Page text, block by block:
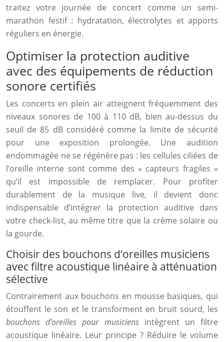
traitez votre journée de concert comme un semi-
marathon festif : hydratation, électrolytes et apports
réguliers en énergie.
Optimiser la protection auditive
avec des équipements de réduction
sonore certifiés
Les concerts en plein air atteignent fréquemment des
niveaux sonores de 100 à 110 dB, bien au-dessus du
seuil de 85 dB considéré comme la limite de sécurité
pour une exposition prolongée. Une audition
endommagée ne se régénère pas : les cellules ciliées de
l’oreille interne sont comme des « capteurs fragiles »
qu’il est impossible de remplacer. Pour profiter
durablement de la musique live, il devient donc
indispensable d’intégrer la protection auditive dans
votre check-list, au même titre que la crème solaire ou
la gourde.
Choisir des bouchons d’oreilles musiciens
avec filtre acoustique linéaire à atténuation
sélective
Contrairement aux bouchons en mousse basiques, qui
étouffent le son et le transforment en bruit sourd, les
bouchons d’oreilles pour musiciensintègrent un filtre
acoustique linéaire. Leur principe ? Réduire le volume